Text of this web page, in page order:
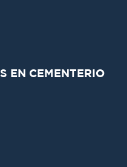
EN CEMENTERIO